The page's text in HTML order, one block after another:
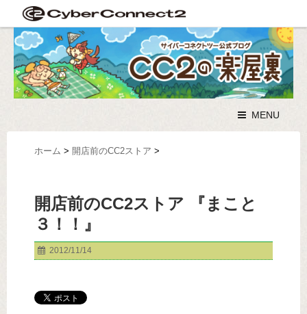
MENU
ホーム > 開店前のCC2ストア >
開店前のCC2ストア 『まこと
３！！』
2012/11/14